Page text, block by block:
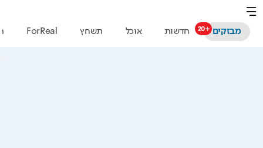
מבזקים חדשות אוכל תשחץ ForReal